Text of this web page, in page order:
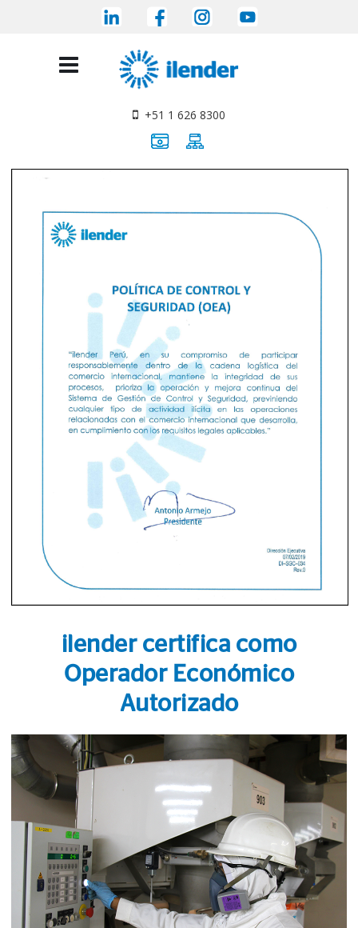
+51 1 626 8300
ilender certifica como
Operador Económico
Autorizado